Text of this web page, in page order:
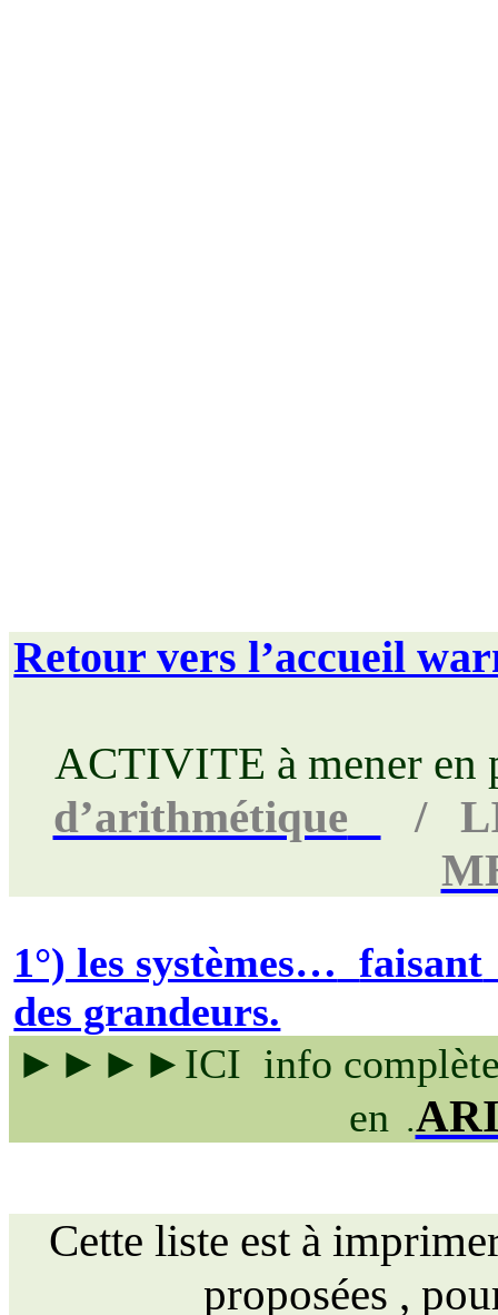
Retour vers l’accueil
ACTIVITE à mener en
d’arithmétique
/
1°) les systèmes… faisant
des grandeurs.
►►►► ICI info
en .
Cette liste est à
proposées ,